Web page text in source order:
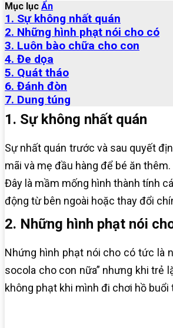
Mục lục Ẩn
1. Sự không nhất quán
2. Những hình phạt nói cho có
3. Luôn bào chữa cho con
4. Đe dọa
5. Quát tháo
6. Đánh đòn
7. Dung túng
1. Sự không nhất quán
Sự nhất quán trước và sau quyết
mãi và mẹ đầu hàng để bé ăn
Đây là mầm mống hình thành tính
động từ bên ngoài hoặc thay đổi
2. Những hình phạt nói
Nhứng hình phạt nói cho có tức là
socola cho con nữa” nhưng khi trẻ
không phạt khi mình đi chơi hồ buổi